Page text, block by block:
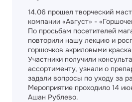
14.06 прошел творческий
компании «Август» -
По просьбам посетителей
повторили нашу лекцию и
горшочков акриловыми
Участники получили
ассортименту, узнали о
задали вопросы по уходу за
Мероприятие проходило 14
Ашан Рублево.